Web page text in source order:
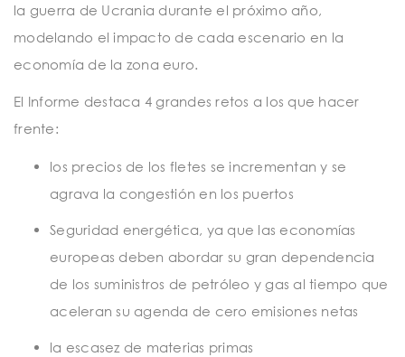
la guerra de Ucrania durante el próximo año,
modelando el impacto de cada escenario en la
economía de la zona euro.
El Informe destaca 4 grandes retos a los que hacer
frente:
los precios de los fletes se incrementan y se
agrava la congestión en los puertos
Seguridad energética, ya que las economías
europeas deben abordar su gran dependencia
de los suministros de petróleo y gas al tiempo que
aceleran su agenda de cero emisiones netas
la escasez de materias primas